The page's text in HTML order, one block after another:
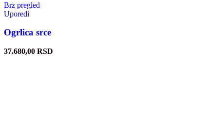
Brz pregled
Uporedi
Ogrlica srce
37.680,00 RSD